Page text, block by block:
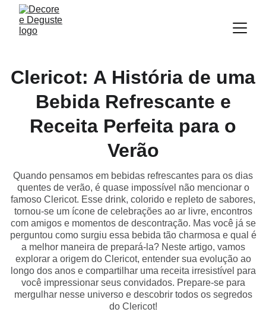
Clericot: A História de uma
Bebida Refrescante e
Receita Perfeita para o
Verão
Quando pensamos em bebidas refrescantes para os dias
quentes de verão, é quase impossível não mencionar o
famoso Clericot. Esse drink, colorido e repleto de sabores,
tornou-se um ícone de celebrações ao ar livre, encontros
com amigos e momentos de descontração. Mas você já se
perguntou como surgiu essa bebida tão charmosa e qual é
a melhor maneira de prepará-la? Neste artigo, vamos
explorar a origem do Clericot, entender sua evolução ao
longo dos anos e compartilhar uma receita irresistível para
você impressionar seus convidados. Prepare-se para
mergulhar nesse universo e descobrir todos os segredos
do Clericot!